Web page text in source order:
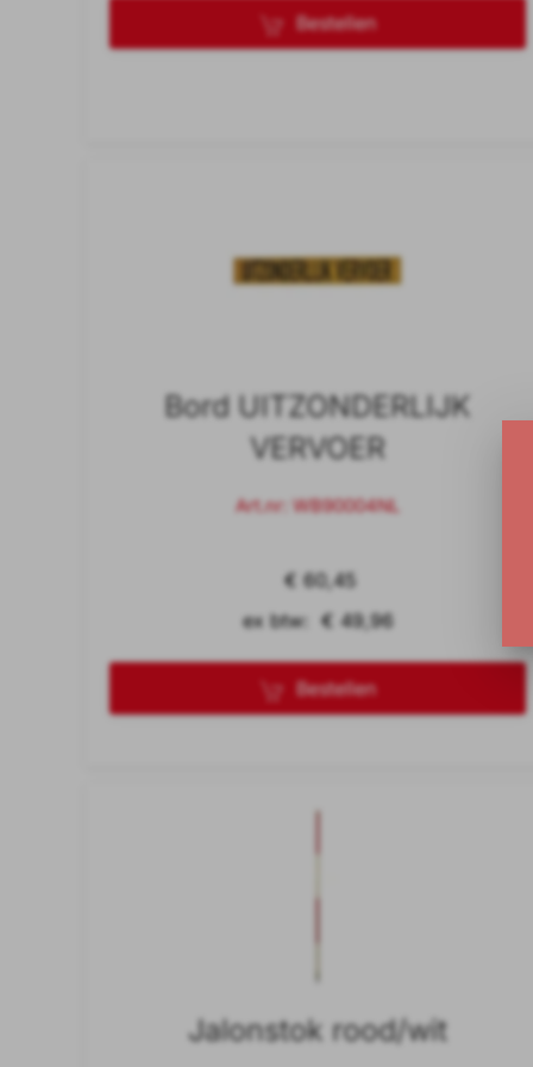
Bestellen
Bord UITZONDERLIJK
VERVOER
Art.nr: WB90004NL
€ 60,45
ex btw: € 49,96
Bestellen
Jalonstok rood/wit